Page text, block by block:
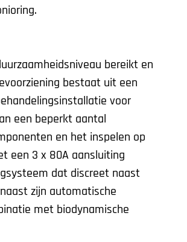
bereikt en
bestaat uit een
voor
een beperkt aantal
en het inspelen op
een 3 x 80A aansluiting
dat discreet naast
zijn automatische
met biodynamische